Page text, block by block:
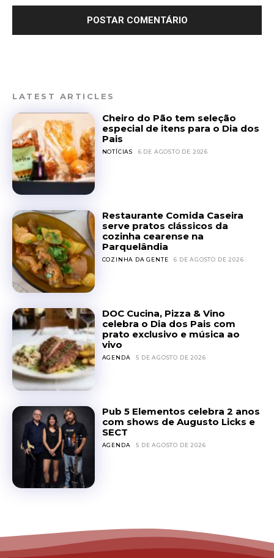
LATEST ARTICLES
Cheiro do Pão tem seleção
especial de itens para o Dia dos
Pais
NOTÍCIAS 6 DE AGOSTO DE 2026
Restaurante Comida Caseira
serve pratos clássicos da
cozinha cearense na
Parquelândia
COZINHA DA GENTE 6 DE AGOSTO DE 2026
DOC Cucina, Pizza & Vino
celebra o Dia dos Pais com
prato exclusivo e música ao
vivo
AGENDA 5 DE AGOSTO DE 2026
Pub 5 Elementos celebra 2 anos
com shows de Augusto Licks e
SECT
AGENDA 5 DE AGOSTO DE 2026